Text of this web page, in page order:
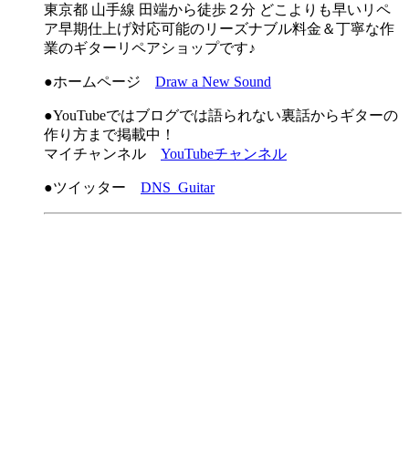
東京都 山手線 田端から徒歩２分 どこよりも早いリペ
ア早期仕上げ対応可能のリーズナブル料金＆丁寧な作
業のギターリペアショップです♪
●ホームページ Draw a New Sound
●YouTubeではブログでは語られない裏話からギターの
作り方まで掲載中！
マイチャンネル YouTubeチャンネル
●ツイッター DNS_Guitar